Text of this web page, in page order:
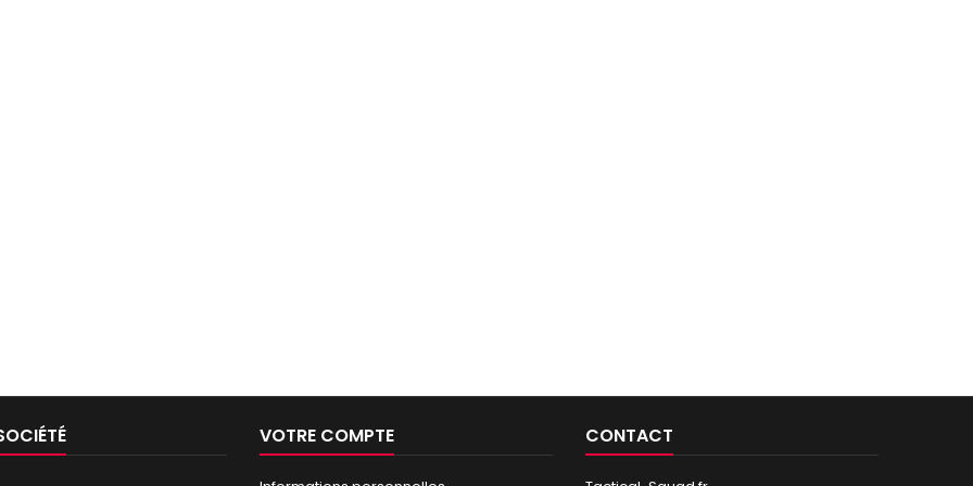
VOTRE COMPTE CONTACT